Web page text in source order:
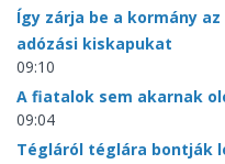
Így zárja be a kormány
adózási kiskapukat
09:10
A fiatalok sem akarnak
09:04
Tégláról téglára bontják